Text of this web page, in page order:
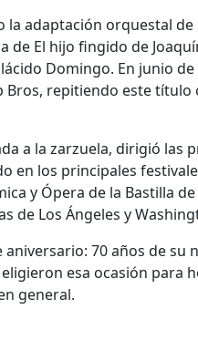
adaptación orquestal
de El hijo fingido de
Domingo. En junio
Bros, repitiendo este
a la zarzuela, dirigió las
en los principales
y Ópera de la Bastilla
de Los Ángeles y
70 años de su
esa ocasión para
general.